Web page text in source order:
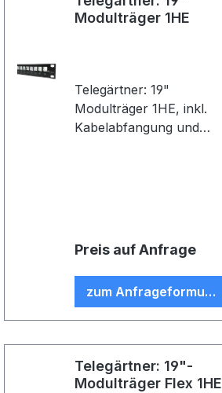
Modulträger 1HE
Telegärtner: 19"
Modulträger 1HE, inkl.
Kabelabfangung und
Preis auf Anfrage
zum Anfrageformular
Telegärtner: 19"-
Modulträger Flex 1HE